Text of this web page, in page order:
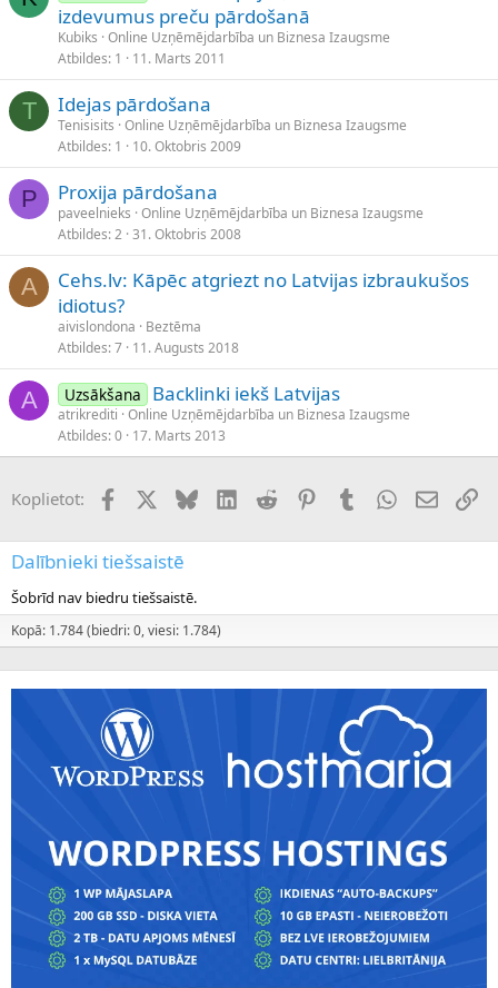
izdevumus preču pārdošanā
Kubiks Online Uzņēmējdarbība un Biznesa Izaugsme
Atbildes 1 11. Marts 2011
T Idejas pārdošana
Tenisisits Online Uzņēmējdarbība un Biznesa Izaugsme
Atbildes 1 10. Oktobris 2009
P Proxija pārdošana
paveelnieks Online Uzņēmējdarbība un Biznesa Izaugsme
Atbildes 2 31. Oktobris 2008
A
Cehs.lv: Kāpēc atgriezt no Latvijas izbraukušos
idiotus?
aivislondona
Beztēma
Atbildes 7 11. Augusts 2018
A Uzsākšana Backlinki iekš Latvijas
atrikrediti Online Uzņēmējdarbība un Biznesa Izaugsme
Atbildes 0 17. Marts 2013
Koplietot: FacebookX (Twitter)
BlueskyLinkedInReddit PinterestTumblrWhatsApp
E-pasts
Dalībnieki tiešsaistē
Šobrīd nav biedru tiešsaistē.
Kopā: 1.784 (biedri: 0, viesi: 1.784)